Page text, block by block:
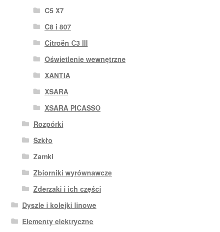
C5 X7
C8 i 807
Citroën C3 III
Oświetlenie wewnętrzne
XANTIA
XSARA
XSARA PICASSO
Rozpórki
Szkło
Zamki
Zbiorniki wyrównawcze
Zderzaki i ich części
Dyszle i kolejki linowe
Elementy elektryczne